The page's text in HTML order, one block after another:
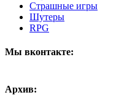
Страшные игры
Шутеры
RPG
Мы вконтакте:
Архив: